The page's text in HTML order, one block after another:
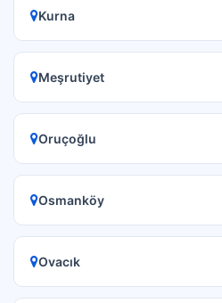
Kurna
Meşrutiyet
Oruçoğlu
Osmanköy
Ovacık